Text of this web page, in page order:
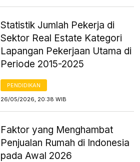
Statistik Jumlah Pekerja di
Sektor Real Estate Kategori
Lapangan Pekerjaan Utama di
Periode 2015-2025
PENDIDIKAN
26/05/2026, 20:38 WIB
Faktor yang Menghambat
Penjualan Rumah di Indonesia
pada Awal 2026